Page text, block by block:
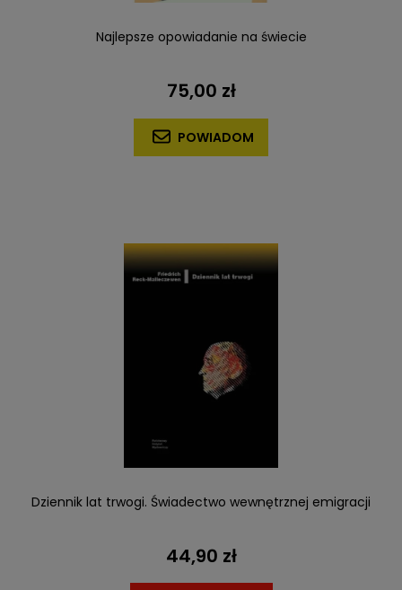
Najlepsze opowiadanie na świecie
75,00 zł
POWIADOM
Dziennik lat trwogi. Świadectwo wewnętrznej emigracji
44,90 zł